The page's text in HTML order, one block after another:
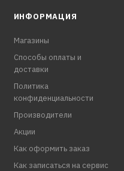
ИНФОРМАЦИЯ
Магазины
Способы оплаты и
доставки
Политика
конфиденциальности
Производители
Акции
Как оформить заказ
Как записаться на сервис